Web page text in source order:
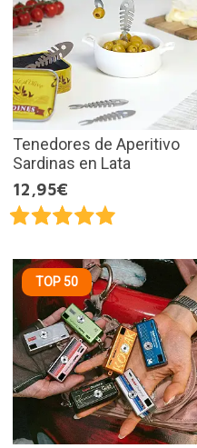
Tenedores de Aperitivo
Sardinas en Lata
12,95€
TOP 50